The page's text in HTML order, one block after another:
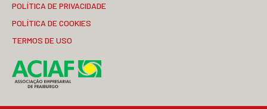
POLÍTICA DE PRIVACIDADE
POLÍTICA DE COOKIES
TERMOS DE USO